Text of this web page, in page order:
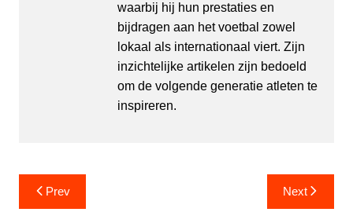
waarbij hij hun prestaties en
bijdragen aan het voetbal zowel
lokaal als internationaal viert. Zijn
inzichtelijke artikelen zijn bedoeld
om de volgende generatie atleten te
inspireren.
Post
navigation
Prev Next